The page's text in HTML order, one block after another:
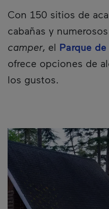
Con 150 sitios de
cabañas y
camper, el Parque
ofrece opciones de
los gustos.